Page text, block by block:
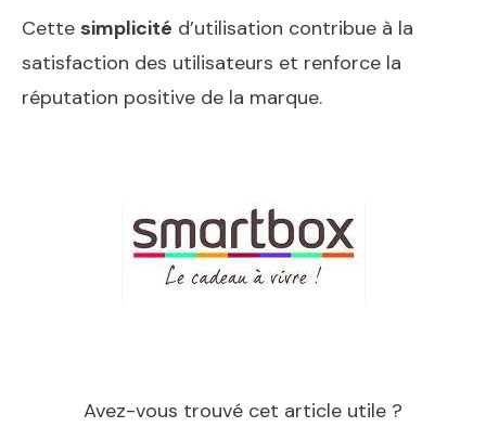
Cette simplicité d’utilisation contribue à la
satisfaction des utilisateurs et renforce la
réputation positive de la marque.
Avez-vous trouvé cet article utile ?